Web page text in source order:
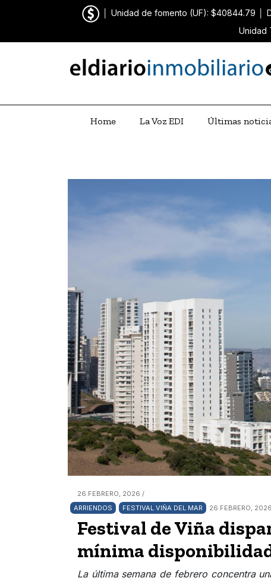
Unidad de fomento (UF): $40844.79
Unidad
Home La Voz EDI Últimas
26 FEBRERO, 2026 /
ARRIENDOS
FESTIVAL VIÑA DEL MAR 26 FEBRERO,
Festival de Viña
mínima
La última semana de febrero concentra